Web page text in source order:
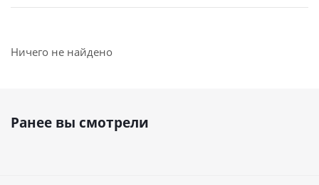
Ничего не найдено
Ранее вы смотрели